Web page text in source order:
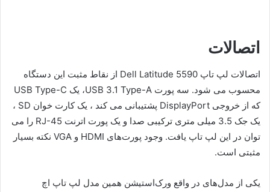
اتصالات
اتصالات لپ تاپ Dell Latitude 5590 از نقاط مثبت این دستگاه
محسوب می شود. سه پورت USB 3.1 Type-A، یک USB Type-C
که از خروجی DisplayPort پشتیبانی می کند ، یک کارت خوان SD ،
یک جک 3.5 میلی متری ترکیبی صدا و یک پورت اترنت RJ-45 را می
توان در این لپ تاپ یافت. وجود پورت‌های HDMI و VGA نکته بسیار
مثبتی است.
یکی از مدل‌های در واقع ورک‌استیشن همین مدل لپ تاپ اچ